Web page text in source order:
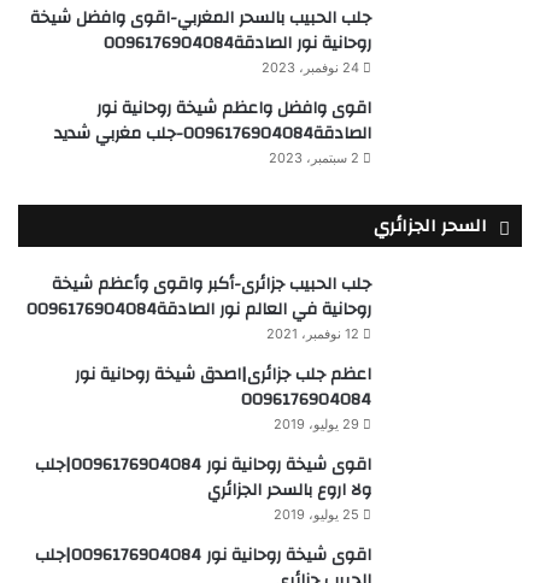
جلب الحبيب بالسحر المغربي-اقوى وافضل شيخة
روحانية نور الصادقة0096176904084
24 نوفمبر، 2023
اقوى وافضل واعظم شيخة روحانية نور
الصادقة0096176904084-جلب مغربي شديد
2 سبتمبر، 2023
السحر الجزائري
جلب الحبيب جزائرى-أكبر واقوى وأعظم شيخة
روحانية في العالم نور الصادقة0096176904084
12 نوفمبر، 2021
اعظم جلب جزائرى|اصدق شيخة روحانية نور
0096176904084
29 يوليو، 2019
اقوى شيخة روحانية نور 0096176904084|جلب
ولا اروع بالسحر الجزائري
25 يوليو، 2019
اقوى شيخة روحانية نور 0096176904084|جلب